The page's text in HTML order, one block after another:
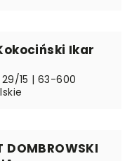
Ikar
15 | 63-600
DOMBROWSKI